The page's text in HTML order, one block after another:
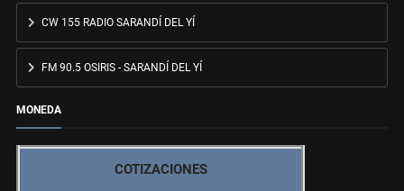
CW 155 RADIO SARANDÍ DEL YÍ
FM 90.5 OSIRIS - SARANDÍ DEL YÍ
MONEDA
COTIZACIONES